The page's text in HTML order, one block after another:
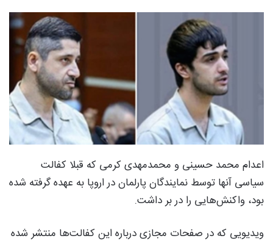
اعدام محمد حسینی و محمدمهدی کرمی که قبلا کفالت
سیاسی آنها توسط نمایندگان پارلمان در اروپا به عهده گرفته شده
بود، واکنش‌هایی را در بر داشت.
ویدیویی که در صفحات مجازی درباره این کفالت‌ها منتشر شده